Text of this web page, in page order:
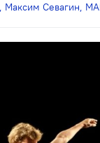
и Шарон
, Максим Севагин,